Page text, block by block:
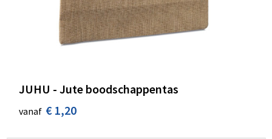
JUHU - Jute boodschappentas
vanaf € 1,20